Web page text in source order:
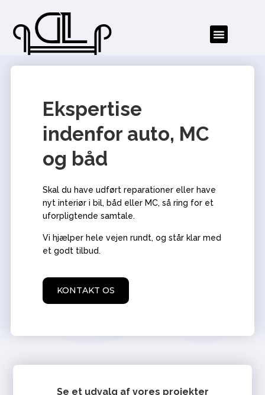
Ekspertise
indenfor auto, MC
og båd
Skal du have udført reparationer eller have
nyt interiør i bil, båd eller MC, så ring for et
uforpligtende samtale.
Vi hjælper hele vejen rundt, og står klar med
et godt tilbud.
KONTAKT OS
Se et udvalg af vores projekter